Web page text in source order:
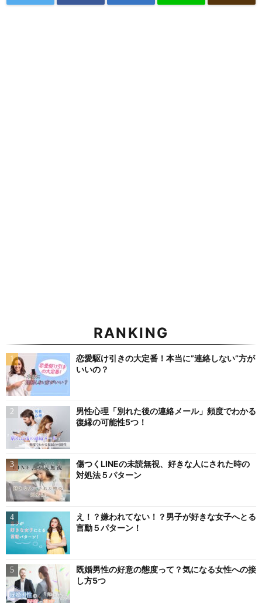
RANKING
恋愛駆け引きの大定番！本当に”連絡しない”方が
いいの？
男性心理「別れた後の連絡メール」頻度でわかる
復縁の可能性5つ！
傷つくLINEの未読無視、好きな人にされた時の
対処法５パターン
え！？嫌われてない！？男子が好きな女子へとる
言動５パターン！
既婚男性の好意の態度って？気になる女性への接
し方5つ